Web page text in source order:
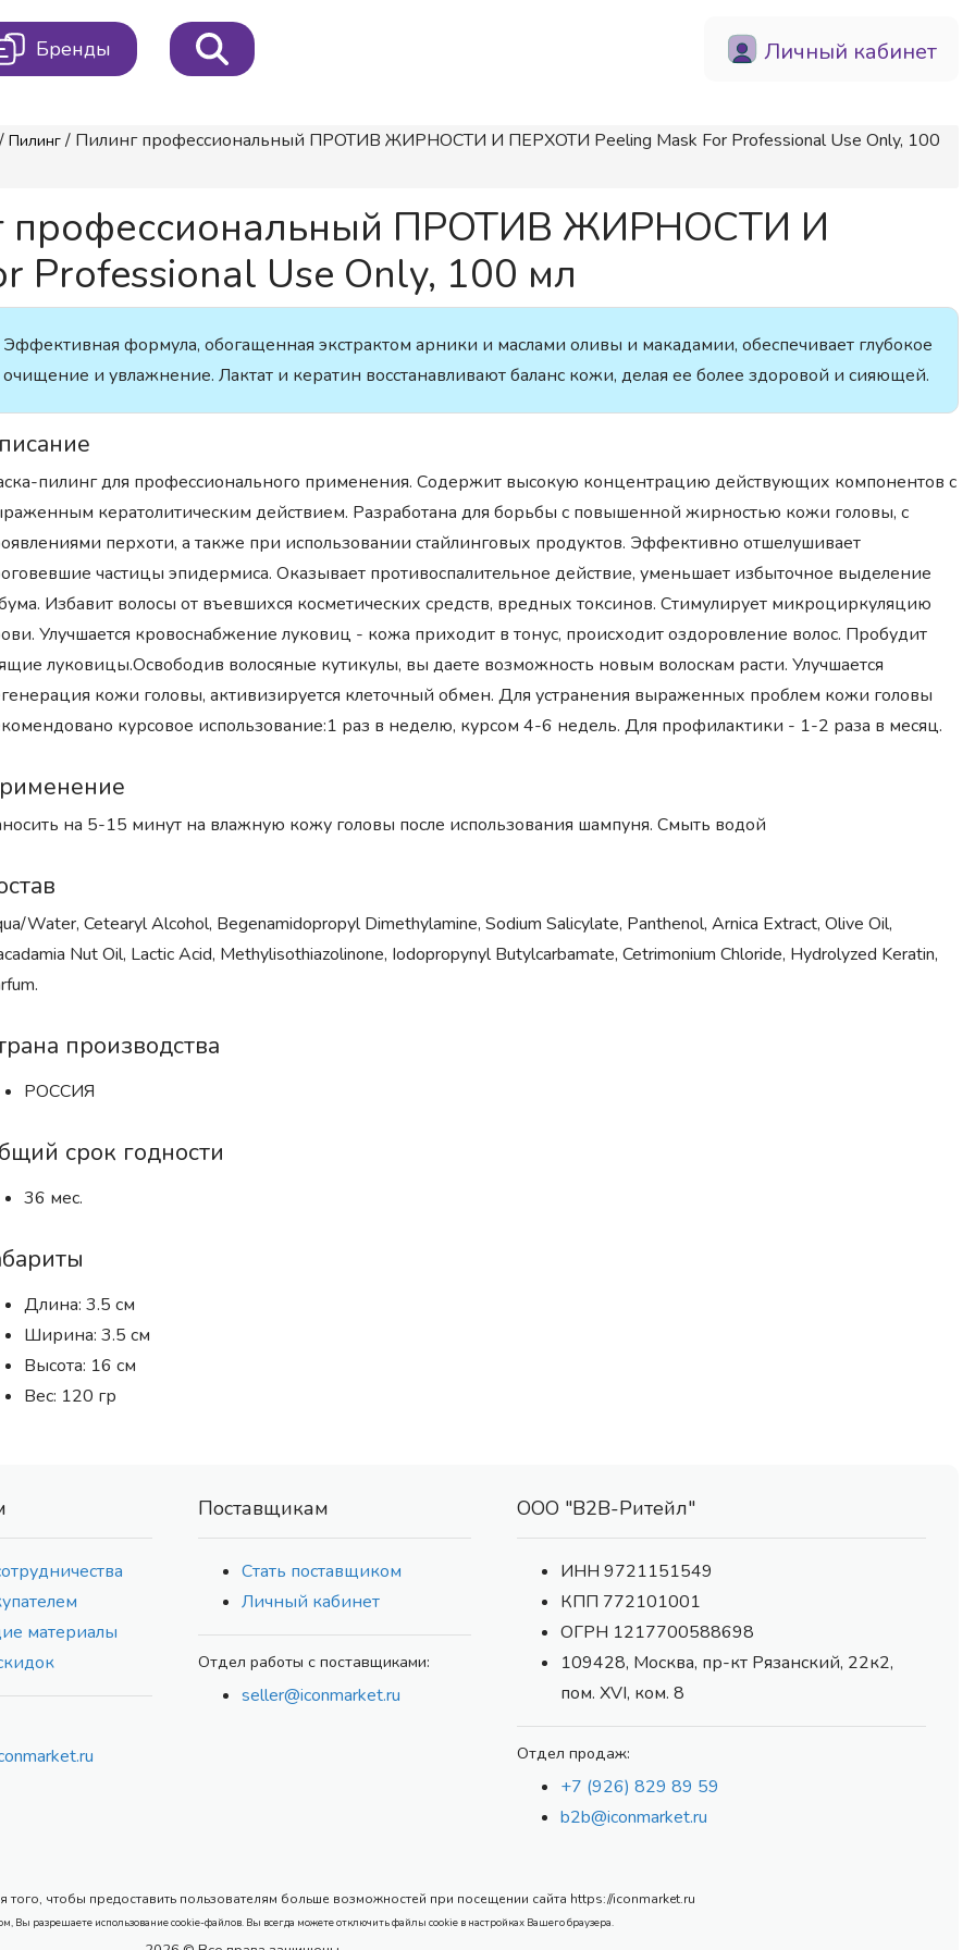
Бренды Личный кабинет
/ Пилинг / Пилинг профессиональный ПРОТИВ ЖИРНОСТИ И ПЕРХОТИ Peeling Mask For Professional Use Only, 100
профессиональный ПРОТИВ ЖИРНОСТИ И
Professional Use Only, 100 мл
Эффективная формула, обогащенная экстрактом арники и маслами оливы и макадамии, обеспечивает глубокое
очищение и увлажнение. Лактат и кератин восстанавливают баланс кожи, делая ее более здоровой и сияющей.
пилинг для профессионального применения. Содержит высокую концентрацию действующих компонентов с
кератолитическим действием. Разработана для борьбы с повышенной жирностью кожи головы, с
перхоти, а также при использовании стайлинговых продуктов. Эффективно отшелушивает
частицы эпидермиса. Оказывает противоспалительное действие, уменьшает избыточное выделение
Избавит волосы от въевшихся косметических средств, вредных токсинов. Стимулирует микроциркуляцию
Улучшается кровоснабжение луковиц - кожа приходит в тонус, происходит оздоровление волос. Пробудит
луковицы.Освободив волосяные кутикулы, вы даете возможность новым волоскам расти. Улучшается
кожи головы, активизируется клеточный обмен. Для устранения выраженных проблем кожи головы
курсовое использование:1 раз в неделю, курсом 4-6 недель. Для профилактики - 1-2 раза в месяц.
на 5-15 минут на влажную кожу головы после использования шампуня. Смыть водой
Water, Cetearyl Alcohol, Begenamidopropyl Dimethylamine, Sodium Salicylate, Panthenol, Arnica Extract, Olive Oil,
Nut Oil, Lactic Acid, Methylisothiazolinone, Iodopropynyl Butylcarbamate, Cetrimonium Chloride, Hydrolyzed Keratin,
производства
РОССИЯ
срок годности
36 мес.
Длина: 3.5 см
Ширина: 3.5 см
Высота: 16 см
Вес: 120 гр
материалы
Поставщикам
Стать поставщиком
Личный кабинет
Отдел работы с поставщиками:
seller@iconmarket.ru
ООО "В2В-Ритейл"
ИНН 9721151549
КПП 772101001
ОГРН 1217700588698
109428, Москва, пр-кт Рязанский, 22к2,
пом. XVI, ком. 8
Отдел продаж:
+7 (926) 829 89 59
b2b@iconmarket.ru
чтобы предоставить пользователям больше возможностей при посещении сайта https://iconmarket.ru
Вы разрешаете использование cookie-файлов. Вы всегда можете отключить файлы cookie в настройках Вашего браузера.